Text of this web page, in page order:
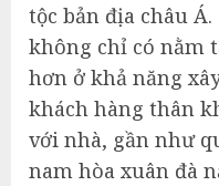
tộc bản địa châu
không chỉ có nằm
hơn ở khả năng
khách hàng thân
với nhà, gần như
nam hòa xuân đà